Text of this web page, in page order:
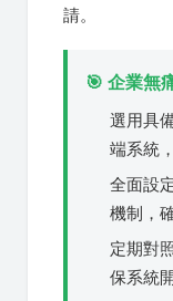
請。
🎯 企業無
選用具
端系統
全面設
機制，
定期對
保系統